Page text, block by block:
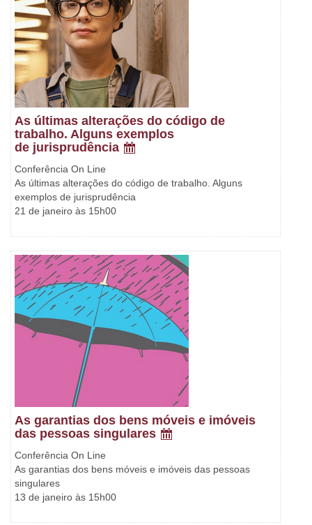
As últimas alterações do código de
trabalho. Alguns exemplos
de jurisprudência
Conferência On Line
As últimas alterações do código de trabalho. Alguns
exemplos de jurisprudência
21 de janeiro às 15h00
As garantias dos bens móveis e imóveis
das pessoas singulares
Conferência On Line
As garantias dos bens móveis e imóveis das pessoas
singulares
13 de janeiro às 15h00